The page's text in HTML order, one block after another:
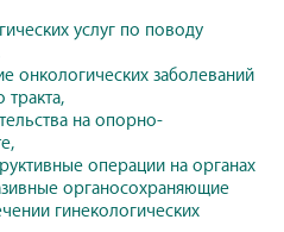
услуг по поводу
онкологических заболеваний
на опорно-
операции на органах
органосохраняющие
гинекологических